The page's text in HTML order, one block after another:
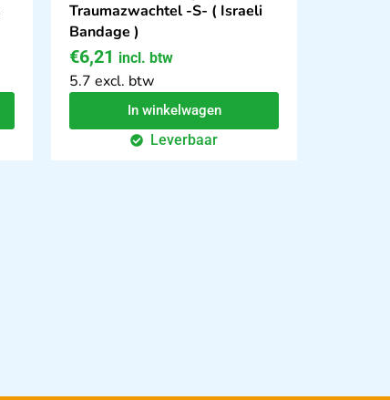
Traumazwachtel -S- ( Israeli
Bandage )
€6,21 incl. btw
5.7 excl. btw
In winkelwagen
Leverbaar